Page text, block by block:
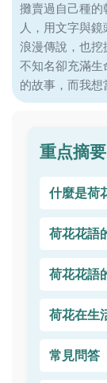
攤賣過自己種
人，用文字與
浪漫傳說，也
不知名卻充滿生
的故事，而我想
重点摘要
什麼是荷
荷花花語
荷花花語
荷花在生
常見問答